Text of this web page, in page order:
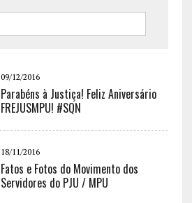
09/12/2016
Parabéns à Justiça! Feliz Aniversário
FREJUSMPU! #SQN
18/11/2016
Fatos e Fotos do Movimento dos
Servidores do PJU / MPU